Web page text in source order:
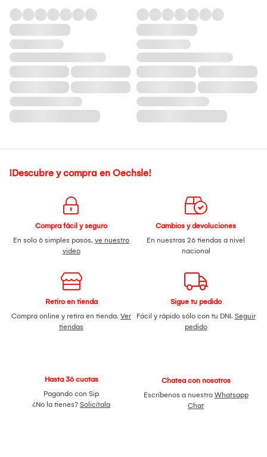
¡Descubre y compra en Oechsle!
Compra fácil y seguro
En solo 6 simples pasos, ve nuestro
video
Cambios y devoluciones
En nuestras 26 tiendas a nivel
nacional
Retiro en tienda
Compra online y retira en tienda. Ver
tiendas
Sigue tu pedido
Fácil y rápido sólo con tu DNI. Seguir
pedido
Hasta 36 cuotas
Pagando con Sip
¿No la tienes? Solicítala
Chatea con nosotros
Escríbenos a nuestro Whatsapp
Chat